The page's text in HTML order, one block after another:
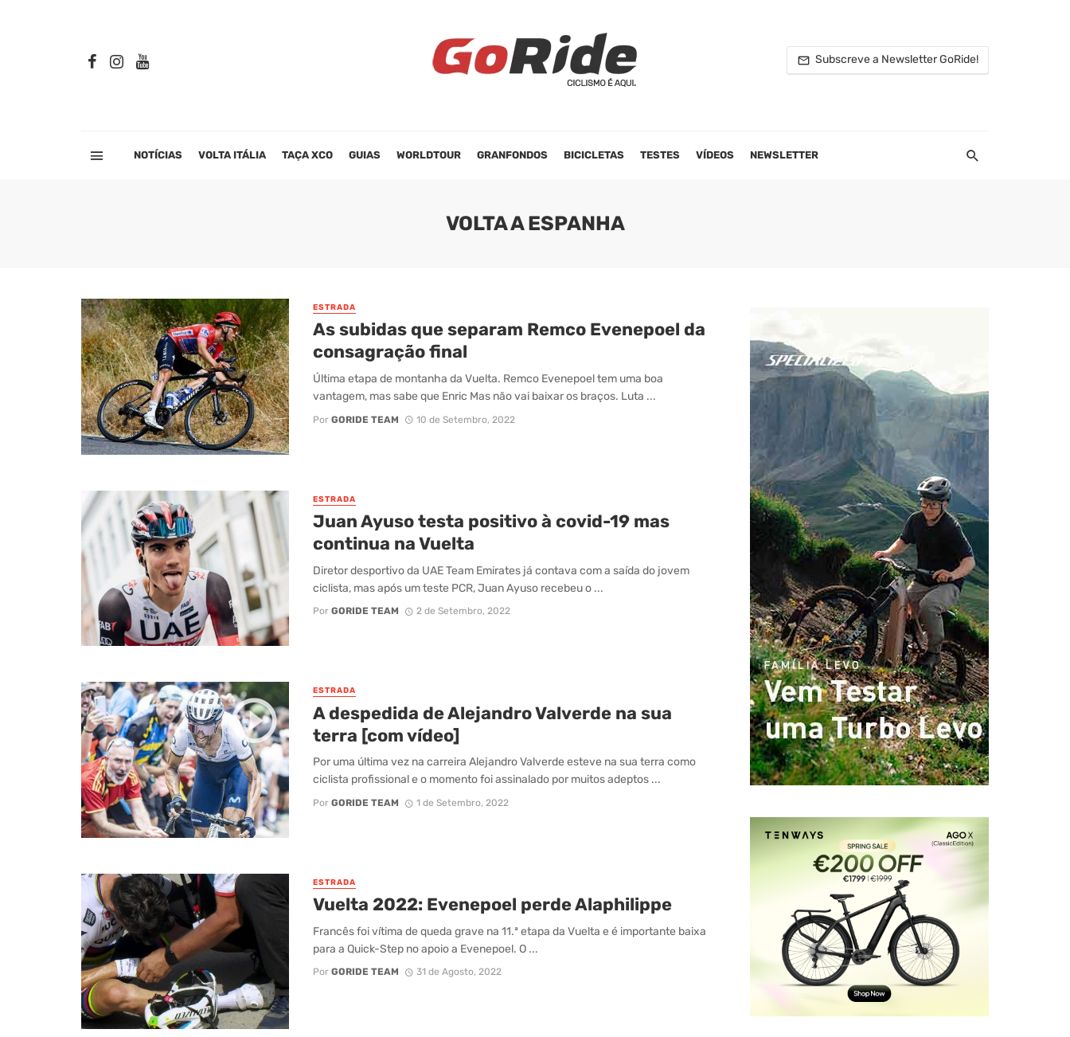
Subscreve a Newsletter GoRide!
NOTÍCIAS VOLTA ITÁLIA TAÇA XCO GUIAS WORLDTOUR GRANFONDOS BICICLETAS TESTES VÍDEOS NEWSLETTER
VOLTA A ESPANHA
ESTRADA
As subidas que separam Remco Evenepoel da
consagração final
Última etapa de montanha da Vuelta. Remco Evenepoel tem uma boa
vantagem, mas sabe que Enric Mas não vai baixar os braços. Luta ...
Por GORIDE TEAM 10 de Setembro, 2022
ESTRADA
Juan Ayuso testa positivo à covid-19 mas
continua na Vuelta
Diretor desportivo da UAE Team Emirates já contava com a saída do jovem
ciclista, mas após um teste PCR, Juan Ayuso recebeu o ...
Por GORIDE TEAM 2 de Setembro, 2022
ESTRADA
A despedida de Alejandro Valverde na sua
terra [com vídeo]
Por uma última vez na carreira Alejandro Valverde esteve na sua terra como
ciclista profissional e o momento foi assinalado por muitos adeptos ...
Por GORIDE TEAM 1 de Setembro, 2022
ESTRADA
Vuelta 2022: Evenepoel perde Alaphilippe
Francês foi vítima de queda grave na 11.ª etapa da Vuelta e é importante baixa
para a Quick-Step no apoio a Evenepoel. O ...
Por GORIDE TEAM 31 de Agosto, 2022